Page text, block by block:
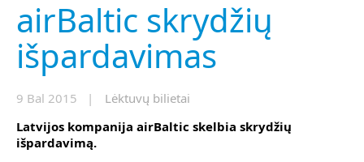
airBaltic skrydžių
išpardavimas
9 Bal 2015 |
Lėktuvų bilietai
Latvijos kompanija airBaltic skelbia skrydžių
išpardavimą.